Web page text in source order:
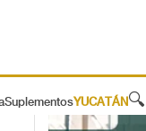
SuplementosYUCATÁN 🔍